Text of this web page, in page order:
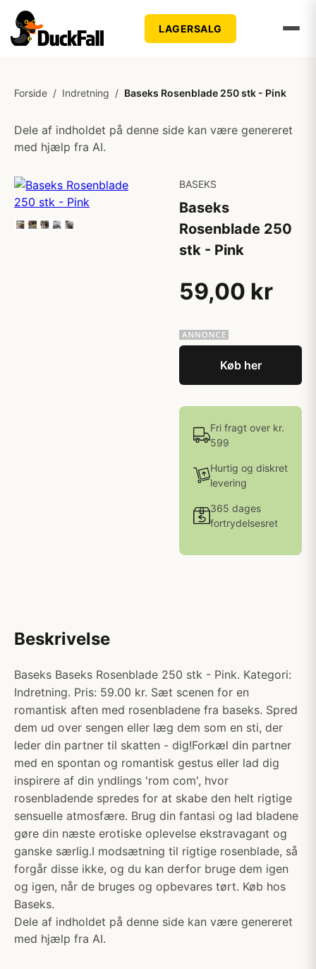
LAGERSALG
Forside / Indretning / Baseks Rosenblade 250 stk - Pink
Dele af indholdet på denne side kan være genereret
med hjælp fra AI.
BASEKS
Baseks
Rosenblade 250
stk - Pink
59,00 kr
Køb her
Fri fragt over kr.
599
Hurtig og diskret
levering
365 dages
fortrydelsesret
Beskrivelse
Baseks Baseks Rosenblade 250 stk - Pink. Kategori:
Indretning. Pris: 59.00 kr. Sæt scenen for en
romantisk aften med rosenbladene fra baseks. Spred
dem ud over sengen eller læg dem som en sti, der
leder din partner til skatten - dig!Forkæl din partner
med en spontan og romantisk gestus eller lad dig
inspirere af din yndlings 'rom com', hvor
rosenbladende spredes for at skabe den helt rigtige
sensuelle atmosfære. Brug din fantasi og lad bladene
gøre din næste erotiske oplevelse ekstravagant og
ganske særlig.I modsætning til rigtige rosenblade, så
forgår disse ikke, og du kan derfor bruge dem igen
og igen, når de bruges og opbevares tørt. Køb hos
Baseks.
Dele af indholdet på denne side kan være genereret
med hjælp fra AI.